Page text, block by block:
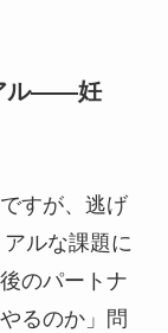
ル——妊
すが、逃げ
ルな課題に
のパートナ
るのか」問